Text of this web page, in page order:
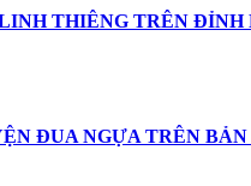
THIÊNG TRÊN ĐỈNH
ĐUA NGỰA TRÊN